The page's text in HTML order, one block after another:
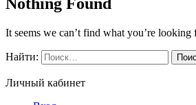
It seems we can’t find what you’re looking
Найти:
Личный кабинет